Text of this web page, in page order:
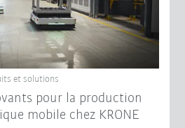
et solutions
pour la production
mobile chez KRONE